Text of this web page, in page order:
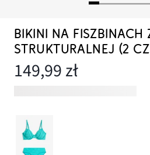
BIKINI NA FISZBINACH
STRUKTURALNEJ (2
149,99 zł